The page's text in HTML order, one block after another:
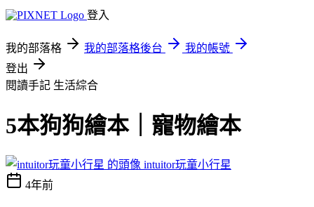
登入
我的部落格 我的部落格後台
我的帳號
登出
閱讀手記 生活綜合
5本狗狗繪本｜寵物繪本
intuitor玩童小行星
4年前